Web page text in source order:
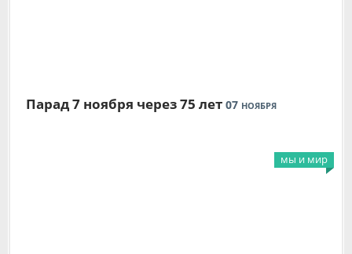
Парад 7 ноября через 75 лет 07 НОЯБРЯ
мы и мир